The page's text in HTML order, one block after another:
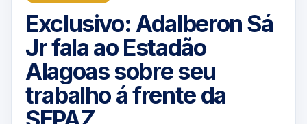
Exclusivo: Adalberon Sá
Jr fala ao Estadão
Alagoas sobre seu
trabalho á frente da